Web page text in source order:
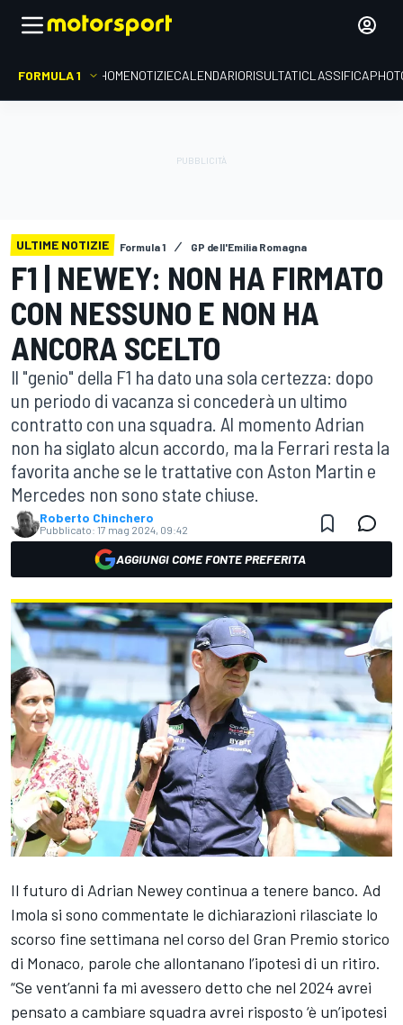
FORMULA 1 HOMENOTIZIECALENDARIORISULTATICLASSIFICA
ULTIME NOTIZIE Formula 1 GP dell'Emilia Romagna
F1 | NEWEY: NON HA FIRMATO
CON NESSUNO E NON HA
ANCORA SCELTO
Il "genio" della F1 ha dato una sola certezza: dopo
un periodo di vacanza si concederà un ultimo
contratto con una squadra. Al momento Adrian
non ha siglato alcun accordo, ma la Ferrari resta la
favorita anche se le trattative con Aston Martin e
Mercedes non sono state chiuse.
Roberto Chinchero
Pubblicato: 17 mag 2024, 09:42
AGGIUNGI COME FONTE PREFERITA
Il futuro di Adrian Newey continua a tenere banco. Ad
Imola si sono commentate le dichiarazioni rilasciate lo
scorso fine settimana nel corso del Gran Premio storico
di Monaco, parole che allontanano l’ipotesi di un ritiro.
“Se vent’anni fa mi avessero detto che nel 2024 avrei
pensato a cambiare squadra avrei risposto ‘è un’ipotesi